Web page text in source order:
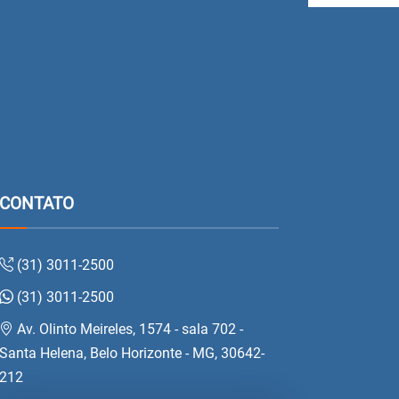
CONTATO
(31) 3011-2500
(31) 3011-2500
Av. Olinto Meireles, 1574 - sala 702 -
Santa Helena, Belo Horizonte - MG, 30642-
212